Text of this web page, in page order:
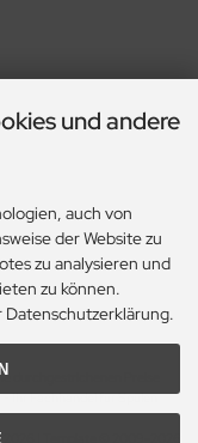
durchgestrichenen Preise
Ihr Fachhandel für Spülen
2026 | Template © 2009-2026
und andere
auch von
der Website zu
zu analysieren und
zu können.